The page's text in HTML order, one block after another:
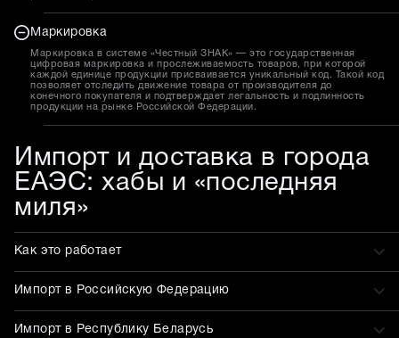
Маркировка
Маркировка в системе «Честный ЗНАК» — это государственная
цифровая маркировка и прослеживаемость товаров, при которой
каждой единице продукции присваивается уникальный код. Такой код
позволяет отследить движение товара от производителя до
конечного покупателя и подтверждает легальность и подлинность
продукции на рынке Российской Федерации.
Импорт и доставка в города
ЕАЭС: хабы и «последняя
миля»
Как это работает
Импорт в Российскую Федерацию
Импорт в Республику Беларусь